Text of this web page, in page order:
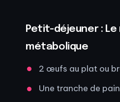
Petit-déjeuner : Le
métabolique
2 œufs au plat ou
Une tranche de